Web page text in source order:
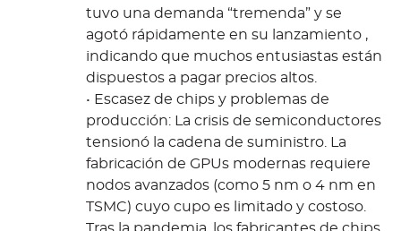
tuvo una demanda “tremenda” y se
agotó rápidamente en su lanzamiento ,
indicando que muchos entusiastas están
dispuestos a pagar precios altos.
• Escasez de chips y problemas de
producción: La crisis de semiconductores
tensionó la cadena de suministro. La
fabricación de GPUs modernas requiere
nodos avanzados (como 5 nm o 4 nm en
TSMC) cuyo cupo es limitado y costoso.